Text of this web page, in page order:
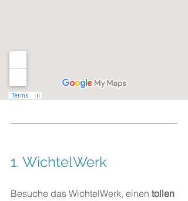
1. WichtelWerk
Besuche das WichtelWerk, einen tollen